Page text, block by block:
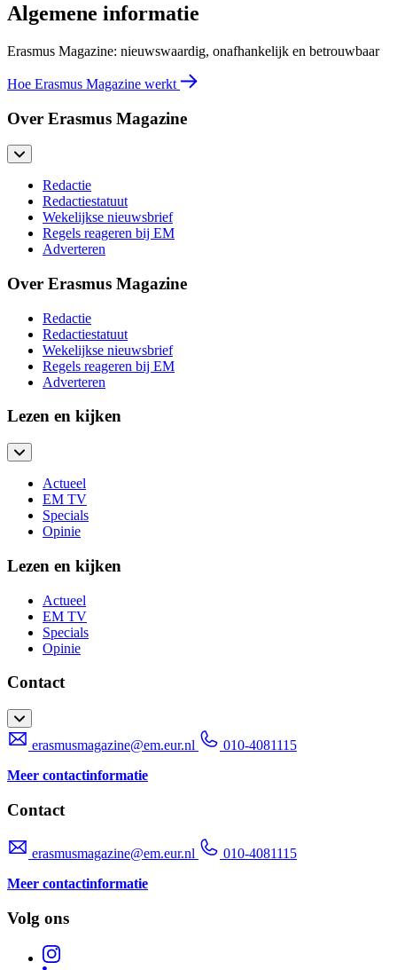
Algemene informatie
Erasmus Magazine: nieuwswaardig, onafhankelijk en betrouwbaar
Hoe Erasmus Magazine werkt
Over Erasmus Magazine
Redactie
Redactiestatuut
Wekelijkse nieuwsbrief
Regels reageren bij EM
Adverteren
Over Erasmus Magazine
Redactie
Redactiestatuut
Wekelijkse nieuwsbrief
Regels reageren bij EM
Adverteren
Lezen en kijken
Actueel
EM TV
Specials
Opinie
Lezen en kijken
Actueel
EM TV
Specials
Opinie
Contact
erasmusmagazine@em.eur.nl
010-4081115
Meer contactinformatie
Contact
erasmusmagazine@em.eur.nl
010-4081115
Meer contactinformatie
Volg ons